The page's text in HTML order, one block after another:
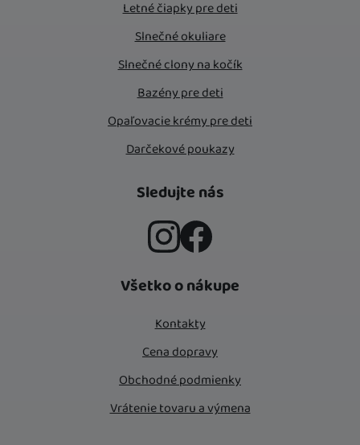
Letné čiapky pre deti
Slnečné okuliare
Slnečné clony na kočík
Bazény pre deti
Opaľovacie krémy pre deti
Darčekové poukazy
Sledujte nás
Všetko o nákupe
Kontakty
Cena dopravy
Obchodné podmienky
Vrátenie tovaru a výmena